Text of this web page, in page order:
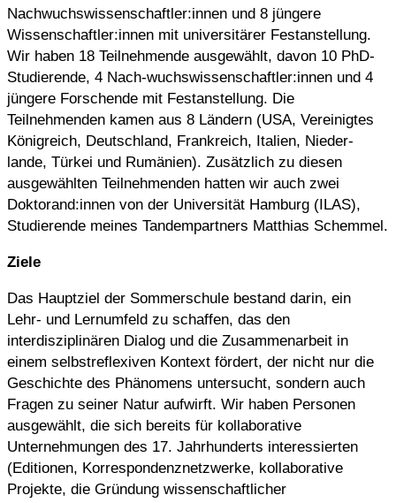
Nachwuchswissenschaftler:innen und 8 jüngere
Wissenschaftler:innen mit universitärer Festanstellung.
Wir haben 18 Teilnehmende ausgewählt, davon 10 PhD-
Studierende, 4 Nach-wuchswissenschaftler:innen und 4
jüngere Forschende mit Festanstellung. Die
Teilnehmenden kamen aus 8 Ländern (USA, Vereinigtes
Königreich, Deutschland, Frankreich, Italien, Nieder-
lande, Türkei und Rumänien). Zusätzlich zu diesen
ausgewählten Teilnehmenden hatten wir auch zwei
Doktorand:innen von der Universität Hamburg (ILAS),
Studierende meines Tandempartners Matthias Schemmel.
Ziele
Das Hauptziel der Sommerschule bestand darin, ein
Lehr- und Lernumfeld zu schaffen, das den
interdisziplinären Dialog und die Zusammenarbeit in
einem selbstreflexiven Kontext fördert, der nicht nur die
Geschichte des Phänomens untersucht, sondern auch
Fragen zu seiner Natur aufwirft. Wir haben Personen
ausgewählt, die sich bereits für kollaborative
Unternehmungen des 17. Jahrhunderts interessierten
(Editionen, Korrespondenznetzwerke, kollaborative
Projekte, die Gründung wissenschaftlicher